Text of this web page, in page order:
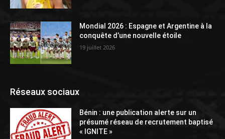
Mondial 2026 : Espagne et Argentine à la
conquête d’une nouvelle étoile
19 juillet 2026
Réseaux sociaux
Bénin : une publication alerte sur un
présumé réseau de recrutement baptisé
« IGNITE »